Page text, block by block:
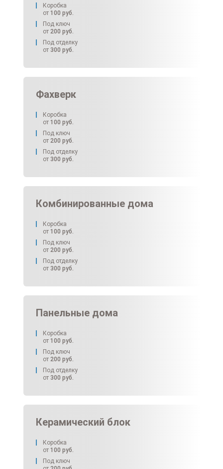
Коробка
от 100 руб.
Под ключ
от 200 руб.
Под отделку
от 300 руб.
Фахверк
Коробка
от 100 руб.
Под ключ
от 200 руб.
Под отделку
от 300 руб.
Комбинированные дома
Коробка
от 100 руб.
Под ключ
от 200 руб.
Под отделку
от 300 руб.
Панельные дома
Коробка
от 100 руб.
Под ключ
от 200 руб.
Под отделку
от 300 руб.
Керамический блок
Коробка
от 100 руб.
Под ключ